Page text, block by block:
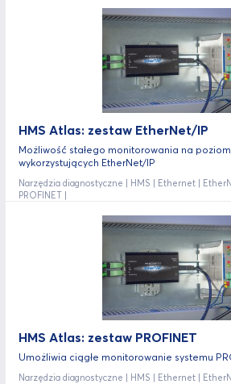
HMS Atlas: zestaw EtherNet/IP
Możliwość́ stałego monitorowania na
wykorzystujących EtherNet/IP
Narzędzia diagnostyczne | HMS | Ethernet |
PROFINET |
HMS Atlas: zestaw PROFINET
Umożliwia ciągłe monitorowanie systemu
Narzędzia diagnostyczne | HMS | Ethernet |